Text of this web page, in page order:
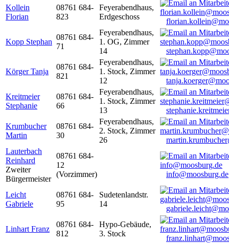
Kollein
Florian
08761 684-
823
Feyerabendhaus,
Erdgeschoss
Kopp Stephan
08761 684-
71
Feyerabendhaus,
1. OG, Zimmer
14
Körger Tanja
08761 684-
821
Feyerabendhaus,
1. Stock, Zimmer
12
Kreitmeier
Stephanie
08761 684-
66
Feyerabendhaus,
1. Stock, Zimmer
13
Krumbucher
Martin
08761 684-
30
Feyerabendhaus,
2. Stock, Zimmer
26
Lauterbach
Reinhard
Zweiter
Bürgermeister
08761 684-
12
(Vorzimmer)
info@moosburg.de
Leicht
Gabriele
08761 684-
95
Sudetenlandstr.
14
Linhart Franz
08761 684-
812
Hypo-Gebäude,
3. Stock